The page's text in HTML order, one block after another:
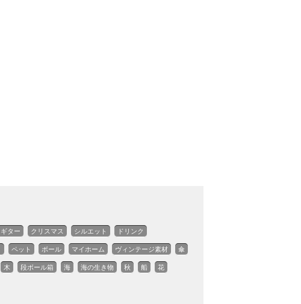
ギター クリスマス シルエット ドリンク
ペット ボール マイホーム ヴィンテージ素材 傘
木 段ボール箱 海 海の生き物 秋 船 花